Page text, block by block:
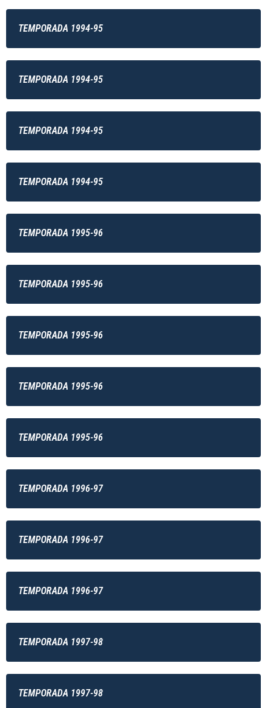
TEMPORADA 1994-95
TEMPORADA 1994-95
TEMPORADA 1994-95
TEMPORADA 1994-95
TEMPORADA 1995-96
TEMPORADA 1995-96
TEMPORADA 1995-96
TEMPORADA 1995-96
TEMPORADA 1995-96
TEMPORADA 1996-97
TEMPORADA 1996-97
TEMPORADA 1996-97
TEMPORADA 1997-98
TEMPORADA 1997-98